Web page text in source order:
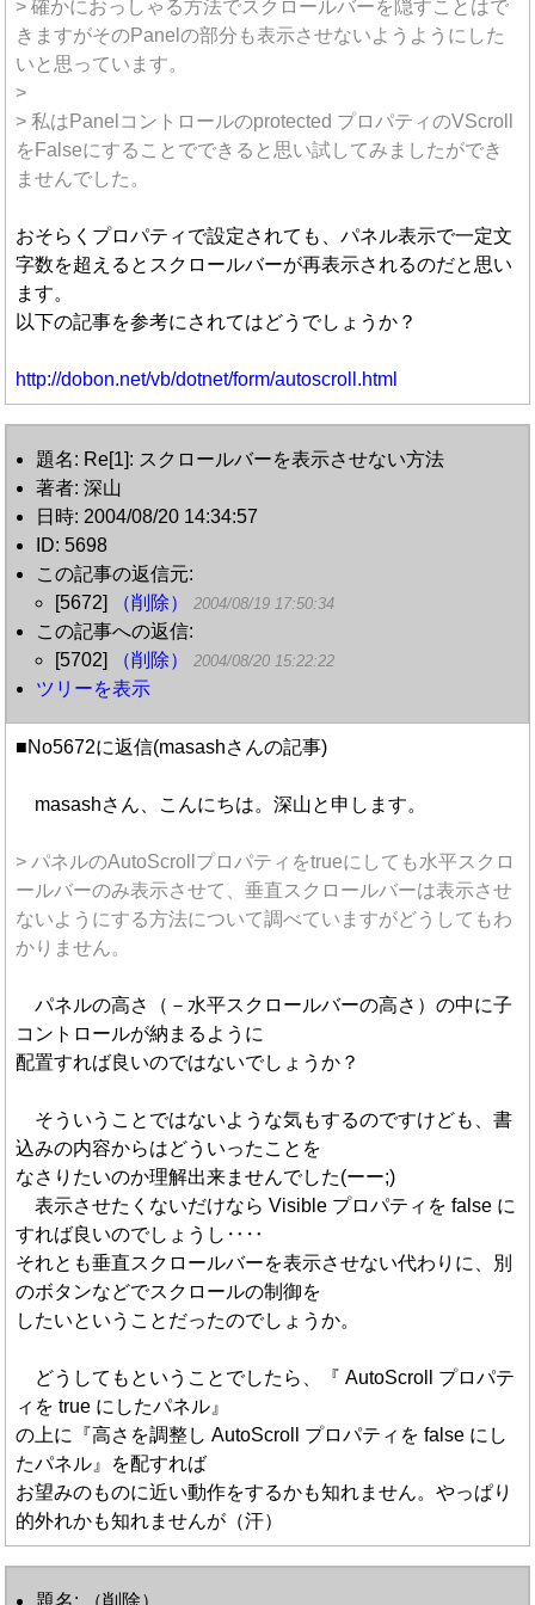
> 確かにおっしゃる方法でスクロールバーを隠すことはで
きますがそのPanelの部分も表示させないようようにした
いと思っています。
>
> 私はPanelコントロールのprotected プロパティのVScroll
をFalseにすることでできると思い試してみましたができ
ませんでした。
おそらくプロパティで設定されても、パネル表示で一定文
字数を超えるとスクロールバーが再表示されるのだと思い
ます。
以下の記事を参考にされてはどうでしょうか？
http://dobon.net/vb/dotnet/form/autoscroll.html
題名: Re[1]: スクロールバーを表示させない方法
著者: 深山
日時: 2004/08/20 14:34:57
ID: 5698
この記事の返信元:
[5672]
（削除） 2004/08/19 17:50:34
この記事への返信:
[5702]
（削除） 2004/08/20 15:22:22
ツリーを表示
■No5672に返信(masashさんの記事)
masashさん、こんにちは。深山と申します。
> パネルのAutoScrollプロパティをtrueにしても水平スクロ
ールバーのみ表示させて、垂直スクロールバーは表示させ
ないようにする方法について調べていますがどうしてもわ
かりません。
パネルの高さ（－水平スクロールバーの高さ）の中に子
コントロールが納まるように
配置すれば良いのではないでしょうか？
そういうことではないような気もするのですけども、書
込みの内容からはどういったことを
なさりたいのか理解出来ませんでした(ーー;)
表示させたくないだけなら Visible プロパティを false に
すれば良いのでしょうし‥‥
それとも垂直スクロールバーを表示させない代わりに、別
のボタンなどでスクロールの制御を
したいということだったのでしょうか。
どうしてもということでしたら、『 AutoScroll プロパテ
ィを true にしたパネル』
の上に『高さを調整し AutoScroll プロパティを false にし
たパネル』を配すれば
お望みのものに近い動作をするかも知れません。やっぱり
的外れかも知れませんが（汗）